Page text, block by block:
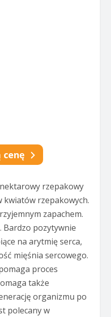
cenę
rzepakowy
kwiatów rzepakowych.
zapachem.
Bardzo pozytywnie
na arytmię serca,
mięśnia sercowego.
proces
także
organizmu po
polecany w